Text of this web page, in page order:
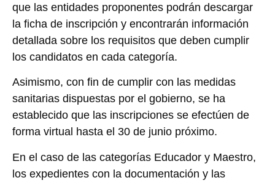
que las entidades proponentes podrán descargar
la ficha de inscripción y encontrarán información
detallada sobre los requisitos que deben cumplir
los candidatos en cada categoría.
Asimismo, con fin de cumplir con las medidas
sanitarias dispuestas por el gobierno, se ha
establecido que las inscripciones se efectúen de
forma virtual hasta el 30 de junio próximo.
En el caso de las categorías Educador y Maestro,
los expedientes con la documentación y las